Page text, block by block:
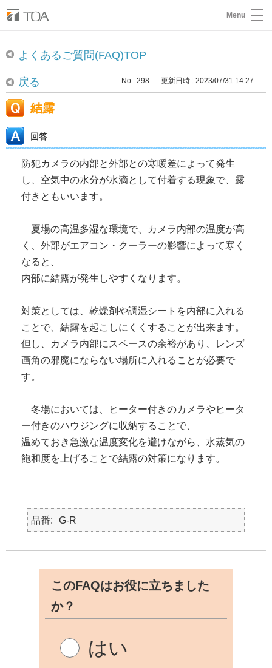
Menu
よくあるご質問(FAQ)TOP
戻る No : 298 更新日時 : 2023/07/31 14:27
結露
回答
防犯カメラの内部と外部との寒暖差によって発生
し、空気中の水分が水滴として付着する現象で、露
付きともいいます。
夏場の高温多湿な環境で、カメラ内部の温度が高
く、外部がエアコン・クーラーの影響によって寒く
なると、
内部に結露が発生しやすくなります。
対策としては、乾燥剤や調湿シートを内部に入れる
ことで、結露を起こしにくくすることが出来ます。
但し、カメラ内部にスペースの余裕があり、レンズ
画角の邪魔にならない場所に入れることが必要で
す。
冬場においては、ヒーター付きのカメラやヒータ
ー付きのハウジングに収納することで、
温めておき急激な温度変化を避けながら、水蒸気の
飽和度を上げることで結露の対策になります。
品番 G-R
このFAQはお役に立ちました
か？
はい